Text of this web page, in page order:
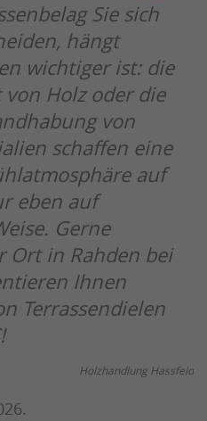
Sie sich
hängt
wichtiger ist: die
Holz oder die
von
schaffen eine
auf
eben auf
Gerne
Ort in Rahden bei
Ihnen
Terrassendielen
Holzhandlung Hassfeld